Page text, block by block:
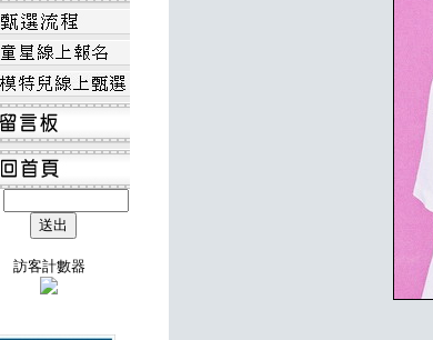
訪客計數器